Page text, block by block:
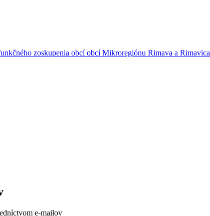
zoskupenia obcí obcí Mikroregiónu Rimava a Rimavica
e-mailov